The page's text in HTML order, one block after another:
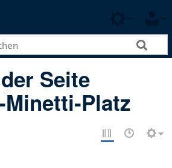
Seite
Platz